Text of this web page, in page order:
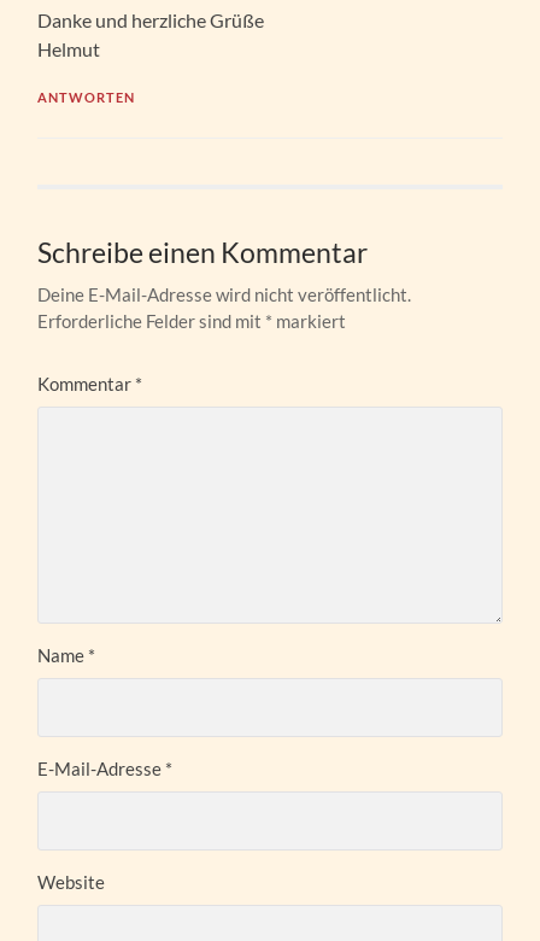
Danke und herzliche Grüße
Helmut
ANTWORTEN
Schreibe einen Kommentar
Deine E-Mail-Adresse wird nicht veröffentlicht.
Erforderliche Felder sind mit * markiert
Kommentar *
Name *
E-Mail-Adresse *
Website